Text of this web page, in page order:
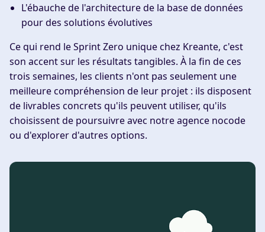
L'ébauche de l'architecture de la base de données
pour des solutions évolutives
Ce qui rend le Sprint Zero unique chez Kreante, c'est
son accent sur les résultats tangibles. À la fin de ces
trois semaines, les clients n'ont pas seulement une
meilleure compréhension de leur projet : ils disposent
de livrables concrets qu'ils peuvent utiliser, qu'ils
choisissent de poursuivre avec notre agence nocode
ou d'explorer d'autres options.